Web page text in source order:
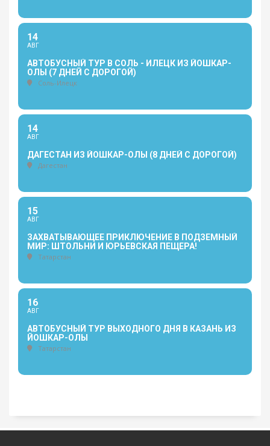
14
АВГ
АВТОБУСНЫЙ ТУР В СОЛЬ - ИЛЕЦК ИЗ ЙОШКАР-
ОЛЫ (7 ДНЕЙ С ДОРОГОЙ)
Соль-Илецк
14
АВГ
ДАГЕСТАН ИЗ ЙОШКАР-ОЛЫ (8 ДНЕЙ С ДОРОГОЙ)
Дагестан
15
АВГ
ЗАХВАТЫВАЮЩЕЕ ПРИКЛЮЧЕНИЕ В ПОДЗЕМНЫЙ
МИР: ШТОЛЬНИ И ЮРЬЕВСКАЯ ПЕЩЕРА!
Татарстан
16
АВГ
АВТОБУСНЫЙ ТУР ВЫХОДНОГО ДНЯ В КАЗАНЬ ИЗ
ЙОШКАР-ОЛЫ
Татарстан